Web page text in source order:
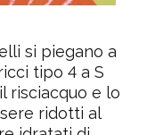
si piegano a
tipo 4 a S
risciacquo e lo
ridotti al